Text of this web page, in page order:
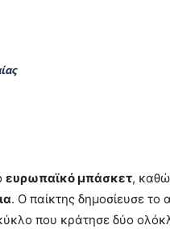
ευρωπαϊκό μπάσκετ,
. Ο παίκτης δημοσίευσε
που κράτησε δύο